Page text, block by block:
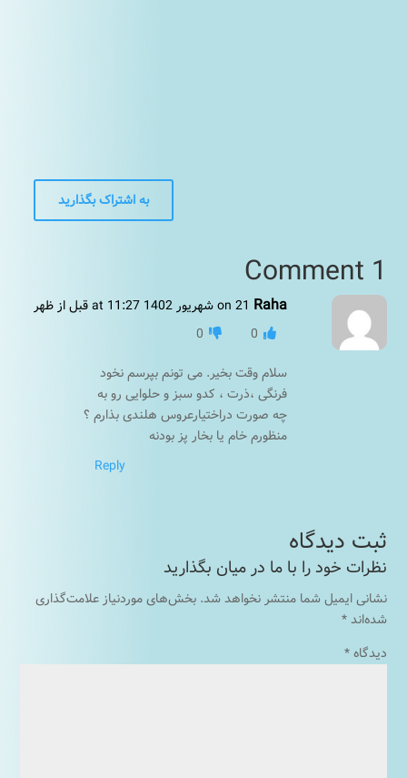
به اشتراک بگذارید
1 Comment
Raha on 21 شهریور 1402 at 11:27 قبل از ظهر
0
0
سلام وقت بخیر. می تونم بپرسم نخود
فرنگی ،ذرت ، کدو سبز و حلوایی رو به
چه صورت دراختیارعروس هلندی بذارم ؟
منظورم خام یا بخار پز بودنه
Reply
نشانی ایمیل شما منتشر نخواهد شد. بخش‌های موردنیاز علامت‌گذاری
شده‌اند*
دیدگاه*